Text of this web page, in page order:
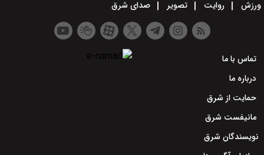
ورزش
روایت تصویر صدای شرق
تماس با ما
درباره ما
حمایت از شرق
مانیفست شرق
نویسندگان شرق